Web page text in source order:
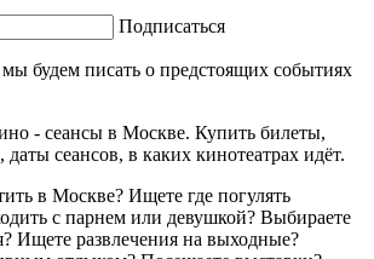
Подписаться
будем писать о предстоящих событиях
- сеансы в Москве. Купить билеты,
даты сеансов, в каких кинотеатрах идёт.
в Москве? Ищете где погулять
с парнем или девушкой? Выбираете
Ищете развлечения на выходные?